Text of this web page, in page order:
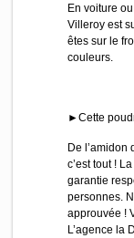
En voiture
Villeroy est
êtes sur le
couleurs.
►Cette
De l’amidon
c’est tout !
garantie
personnes.
approuvée !
L’agence la